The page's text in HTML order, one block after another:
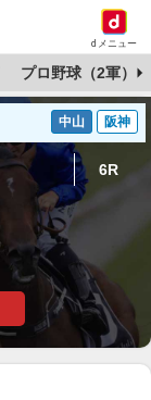
dメニュー
プロ野球（2軍）
中山 阪神
6R